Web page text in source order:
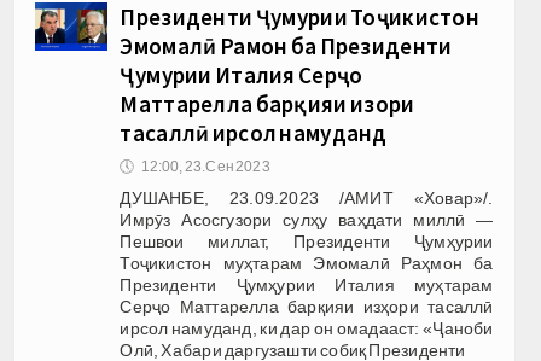
Президенти Ҷумҳурии Тоҷикистон
Эмомалӣ Раҳмон ба Президенти
Ҷумҳурии Италия Серҷо
Маттарелла барқияи изҳори
тасаллӣ ирсол намуданд
🕔 12:00, 23.Сен 2023
ДУШАНБЕ, 23.09.2023 /АМИТ «Ховар»/.
Имрӯз Асосгузори сулҳу ваҳдати миллӣ —
Пешвои миллат, Президенти Ҷумҳурии
Тоҷикистон муҳтарам Эмомалӣ Раҳмон ба
Президенти Ҷумҳурии Италия муҳтарам
Серҷо Маттарелла барқияи изҳори тасаллӣ
ирсол намуданд, ки дар он омадааст: «Ҷаноби
Олӣ, Хабари даргузашти собиқ Президенти